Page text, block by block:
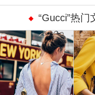
“Gucci”热门